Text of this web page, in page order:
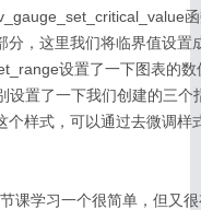
，这里我们将临界值设置
设置了一下图表的数
置了一下我们创建的三个
样式，可以通过去微调样
课学习一个很简单，但又